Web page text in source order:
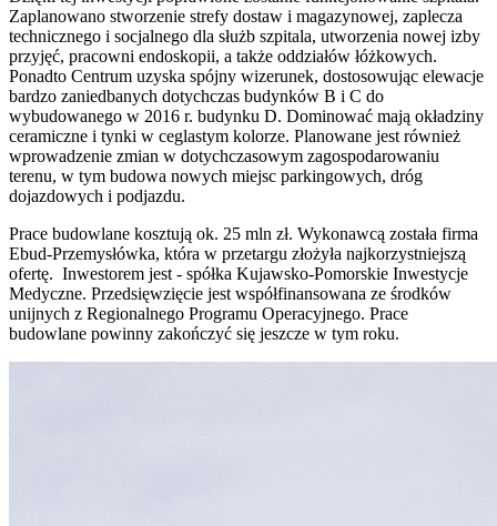
Zaplanowano stworzenie strefy dostaw i magazynowej, zaplecza
technicznego i socjalnego dla służb szpitala, utworzenia nowej izby
przyjęć, pracowni endoskopii, a także oddziałów łóżkowych.
Ponadto Centrum uzyska spójny wizerunek, dostosowując elewacje
bardzo zaniedbanych dotychczas budynków B i C do
wybudowanego w 2016 r. budynku D. Dominować mają okładziny
ceramiczne i tynki w ceglastym kolorze. Planowane jest również
wprowadzenie zmian w dotychczasowym zagospodarowaniu
terenu, w tym budowa nowych miejsc parkingowych, dróg
dojazdowych i podjazdu.
Prace budowlane kosztują ok. 25 mln zł. Wykonawcą została firma
Ebud-Przemysłówka, która w przetargu złożyła najkorzystniejszą
ofertę. Inwestorem jest - spółka Kujawsko-Pomorskie Inwestycje
Medyczne. Przedsięwzięcie jest współfinansowana ze środków
unijnych z Regionalnego Programu Operacyjnego. Prace
budowlane powinny zakończyć się jeszcze w tym roku.